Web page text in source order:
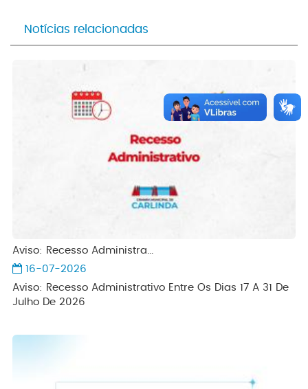
Notícias relacionadas
Aviso: Recesso Administra...
16-07-2026
Aviso: Recesso Administrativo Entre Os Dias 17 A 31 De
Julho De 2026